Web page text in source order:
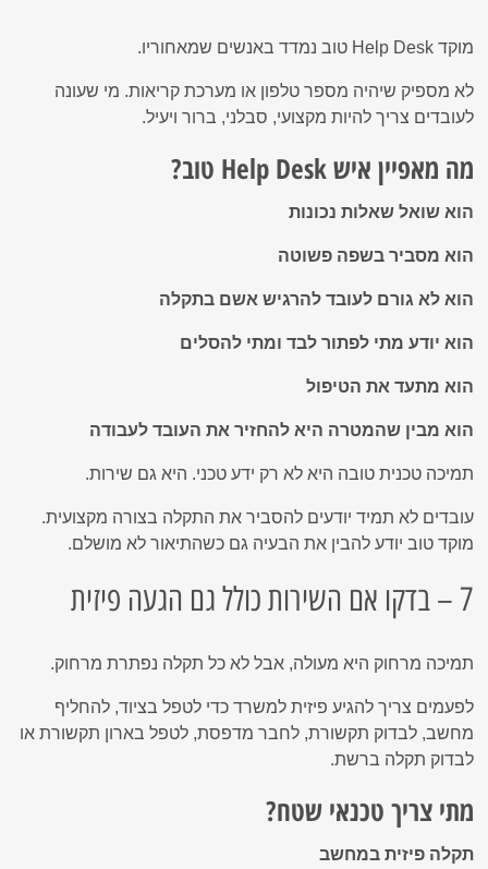
מוקד Help Desk טוב נמדד באנשים שמאחוריו.
לא מספיק שיהיה מספר טלפון או מערכת קריאות. מי שעונה
לעובדים צריך להיות מקצועי, סבלני, ברור ויעיל.
מה מאפיין איש Help Desk טוב?
הוא שואל שאלות נכונות
הוא מסביר בשפה פשוטה
הוא לא גורם לעובד להרגיש אשם בתקלה
הוא יודע מתי לפתור לבד ומתי להסלים
הוא מתעד את הטיפול
הוא מבין שהמטרה היא להחזיר את העובד לעבודה
תמיכה טכנית טובה היא לא רק ידע טכני. היא גם שירות.
עובדים לא תמיד יודעים להסביר את התקלה בצורה מקצועית.
מוקד טוב יודע להבין את הבעיה גם כשהתיאור לא מושלם.
7 – בדקו אם השירות כולל גם הגעה פיזית
תמיכה מרחוק היא מעולה, אבל לא כל תקלה נפתרת מרחוק.
לפעמים צריך להגיע פיזית למשרד כדי לטפל בציוד, להחליף
מחשב, לבדוק תקשורת, לחבר מדפסת, לטפל בארון תקשורת או
לבדוק תקלה ברשת.
מתי צריך טכנאי שטח?
תקלה פיזית במחשב